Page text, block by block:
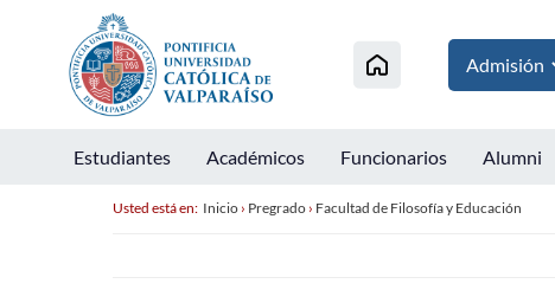
Admisión
Estudiantes Académicos Funcionarios Alumni
Usted está en: Inicio› Pregrado› Facultad de Filosofía y Educación